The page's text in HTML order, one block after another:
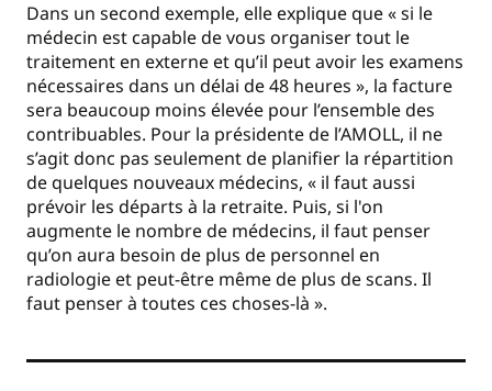
Dans un second exemple, elle explique que « si le
médecin est capable de vous organiser tout le
traitement en externe et qu’il peut avoir les examens
nécessaires dans un délai de 48 heures », la facture
sera beaucoup moins élevée pour l’ensemble des
contribuables. Pour la présidente de l’AMOLL, il ne
s’agit donc pas seulement de planifier la répartition
de quelques nouveaux médecins, « il faut aussi
prévoir les départs à la retraite. Puis, si l'on
augmente le nombre de médecins, il faut penser
qu’on aura besoin de plus de personnel en
radiologie et peut-être même de plus de scans. Il
faut penser à toutes ces choses-là ».